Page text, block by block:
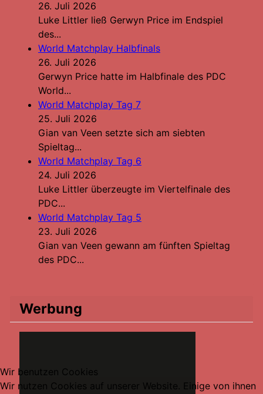
26. Juli 2026
Luke Littler ließ Gerwyn Price im Endspiel
des...
World Matchplay Halbfinals
26. Juli 2026
Gerwyn Price hatte im Halbfinale des PDC
World...
World Matchplay Tag 7
25. Juli 2026
Gian van Veen setzte sich am siebten
Spieltag...
World Matchplay Tag 6
24. Juli 2026
Luke Littler überzeugte im Viertelfinale des
PDC...
World Matchplay Tag 5
23. Juli 2026
Gian van Veen gewann am fünften Spieltag
des PDC...
Werbung
Wir benutzen Cookies
Wir nutzen Cookies auf unserer Website. Einige von ihnen